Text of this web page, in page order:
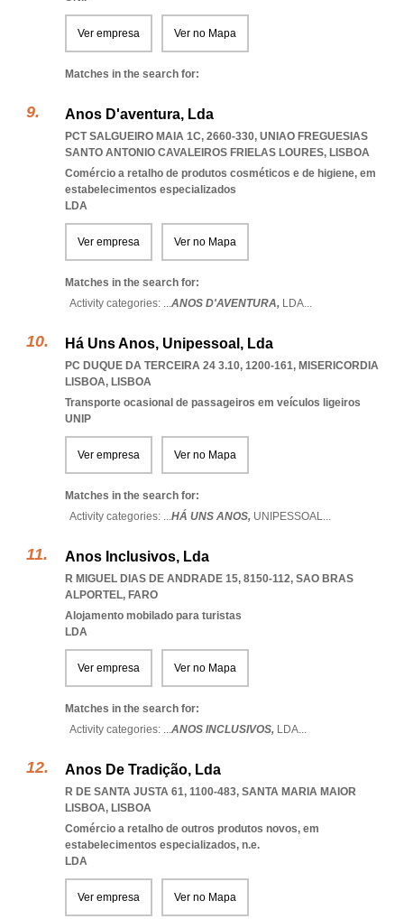
Ver empresa Ver no Mapa
Matches in the search for:
Anos D'aventura, Lda
PCT SALGUEIRO MAIA 1C, 2660-330, UNIAO FREGUESIAS
SANTO ANTONIO CAVALEIROS FRIELAS LOURES, LISBOA
Comércio a retalho de produtos cosméticos e de higiene, em
estabelecimentos especializados
LDA
Ver empresa Ver no Mapa
Matches in the search for:
Activity categories: ...ANOS D'AVENTURA, LDA...
Há Uns Anos, Unipessoal, Lda
PC DUQUE DA TERCEIRA 24 3.10, 1200-161, MISERICORDIA
LISBOA, LISBOA
Transporte ocasional de passageiros em veículos ligeiros
UNIP
Ver empresa Ver no Mapa
Matches in the search for:
Activity categories: ...HÁ UNS ANOS, UNIPESSOAL...
Anos Inclusivos, Lda
R MIGUEL DIAS DE ANDRADE 15, 8150-112, SAO BRAS
ALPORTEL, FARO
Alojamento mobilado para turistas
LDA
Ver empresa Ver no Mapa
Matches in the search for:
Activity categories: ...ANOS INCLUSIVOS, LDA...
Anos De Tradição, Lda
R DE SANTA JUSTA 61, 1100-483, SANTA MARIA MAIOR
LISBOA, LISBOA
Comércio a retalho de outros produtos novos, em
estabelecimentos especializados, n.e.
LDA
Ver empresa Ver no Mapa